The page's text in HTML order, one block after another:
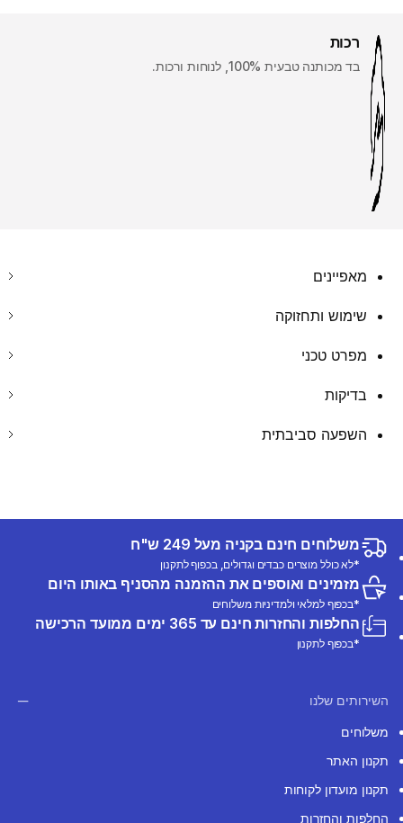
רכות
מאפיינים
שימוש ותחזוקה
מפרט טכני
בדיקות
השפעה סביבתית
משלוחים חינם בקניה מעל 249 ש"ח
*לא כולל מוצרים כבדים וגדולים, בכפוף לתקנון
מזמינים ואוספים את ההזמנה מהסניף באותו היום
*בכפוף למלאי ולמדיניות משלוחים
החלפות והחזרות חינם עד 365 ימים ממועד הרכישה
*בכפוף לתקנון
השירותים שלנו
משלוחים
תקנון האתר
תקנון מועדון לקוחות
החלפות והחזרות